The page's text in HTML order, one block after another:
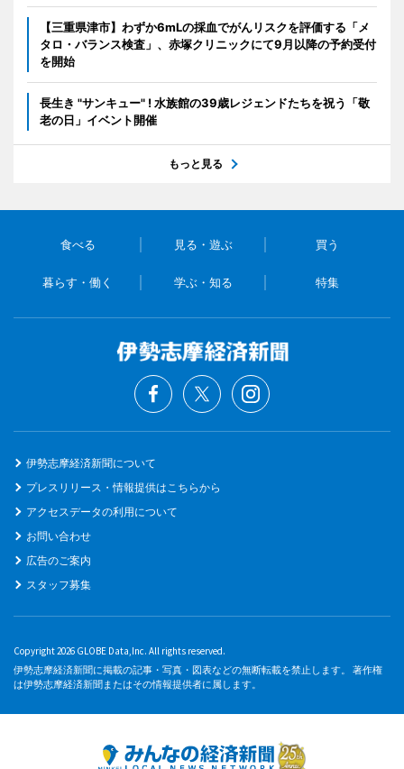
【三重県津市】わずか6mLの採血でがんリスクを評価する「メ
タロ・バランス検査」、赤塚クリニックにて9月以降の予約受付
を開始
長生き "サンキュー" ! 水族館の39歳レジェンドたちを祝う「敬
老の日」イベント開催
もっと見る
食べる 見る・遊ぶ 買う
暮らす・働く 学ぶ・知る 特集
伊勢志摩経済新聞について
プレスリリース・情報提供はこちらから
アクセスデータの利用について
お問い合わせ
広告のご案内
スタッフ募集
Copyright 2026 GLOBE Data,Inc. All rights reserved.
伊勢志摩経済新聞に掲載の記事・写真・図表などの無断転載を禁止します。 著作権
は伊勢志摩経済新聞またはその情報提供者に属します。